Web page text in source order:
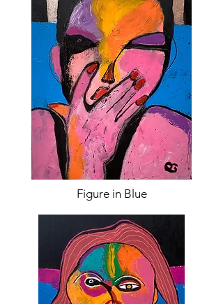
Figure in Blue